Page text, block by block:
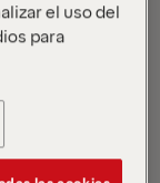
EN
el uso del
para